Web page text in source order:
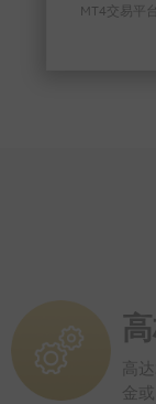
MT4交易平
高
金或